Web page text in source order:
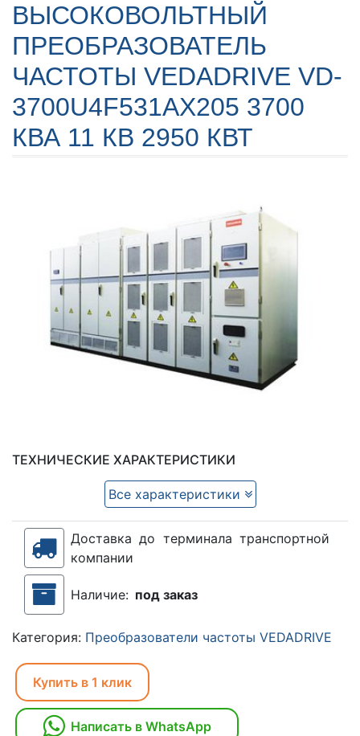
ВЫСОКОВОЛЬТНЫЙ
ПРЕОБРАЗОВАТЕЛЬ
ЧАСТОТЫ VEDADRIVE VD-
3700U4F531AX205 3700
КВА 11 КВ 2950 КВТ
ТЕХНИЧЕСКИЕ ХАРАКТЕРИСТИКИ
Все характеристики
Доставка до терминала транспортной
компании
Наличие: под заказ
Категория: Преобразователи частоты VEDADRIVE
Купить в 1 клик
Написать в WhatsApp